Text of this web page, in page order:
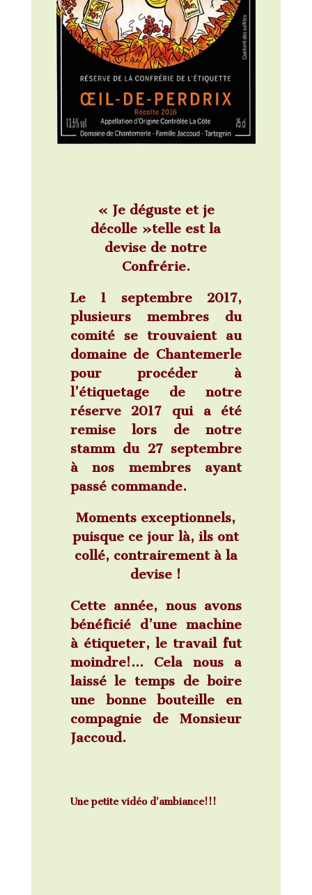
« Je déguste et je
décolle »telle est la
devise de notre
Confrérie.
Le 1 septembre 2017,
plusieurs membres du
comité se trouvaient au
domaine de Chantemerle
pour procéder à
l’étiquetage de notre
réserve 2017 qui a été
remise lors de notre
stamm du 27 septembre
à nos membres ayant
passé commande.
Moments exceptionnels,
puisque ce jour là, ils ont
collé, contrairement à la
devise !
Cette année, nous avons
bénéficié d’une machine
à étiqueter, le travail fut
moindre!… Cela nous a
laissé le temps de boire
une bonne bouteille en
compagnie de Monsieur
Jaccoud.
Une petite vidéo d’ambiance!!!